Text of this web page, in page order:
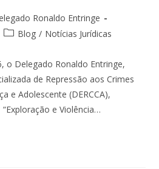
Ronaldo Entringe
Blog / Notícias Jurídicas
o Delegado Ronaldo Entringe,
de Repressão aos Crimes
e Adolescente (DERCCA),
e Violência…